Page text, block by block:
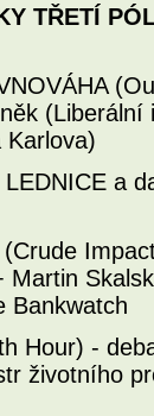
TŘETÍ
Karlova)
a
Bankwatch
Hour) -
životního